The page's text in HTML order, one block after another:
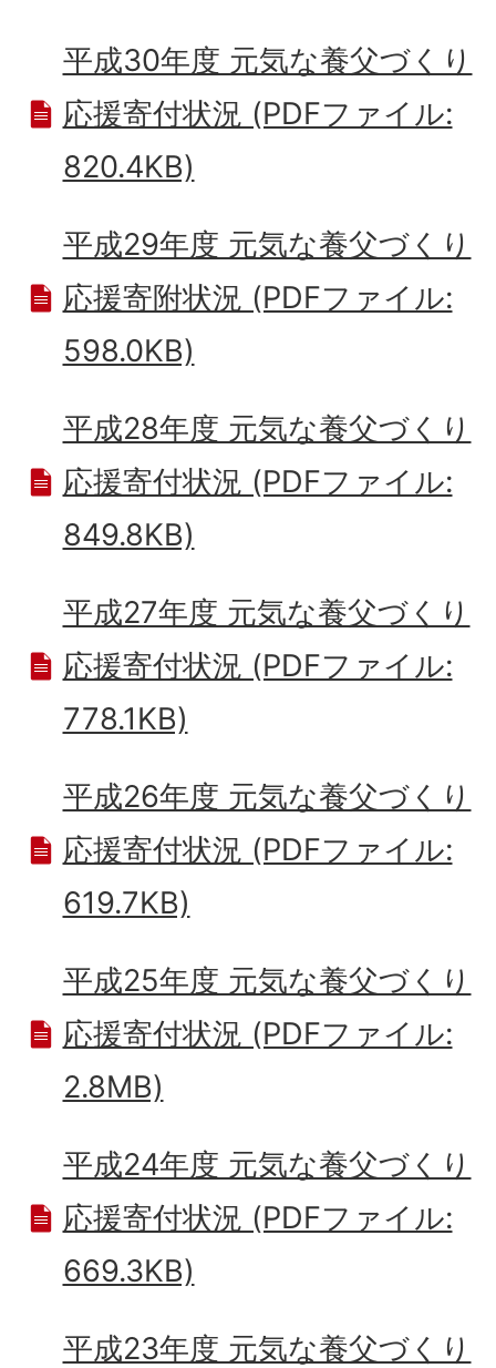
平成30年度 元気な養父づくり
応援寄付状況 (PDFファイル:
820.4KB)
平成29年度 元気な養父づくり
応援寄附状況 (PDFファイル:
598.0KB)
平成28年度 元気な養父づくり
応援寄付状況 (PDFファイル:
849.8KB)
平成27年度 元気な養父づくり
応援寄付状況 (PDFファイル:
778.1KB)
平成26年度 元気な養父づくり
応援寄付状況 (PDFファイル:
619.7KB)
平成25年度 元気な養父づくり
応援寄付状況 (PDFファイル:
2.8MB)
平成24年度 元気な養父づくり
応援寄付状況 (PDFファイル:
669.3KB)
平成23年度 元気な養父づくり